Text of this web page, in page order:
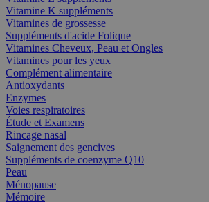
Vitamine K suppléments
Vitamines de grossesse
Suppléments d'acide Folique
Vitamines Cheveux, Peau et Ongles
Vitamines pour les yeux
Complément alimentaire
Antioxydants
Enzymes
Voies respiratoires
Étude et Examens
Rincage nasal
Saignement des gencives
Suppléments de coenzyme Q10
Peau
Ménopause
Mémoire